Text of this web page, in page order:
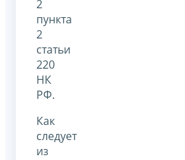
2
пункта
2
статьи
220
НК
РФ.
Как
следует
из